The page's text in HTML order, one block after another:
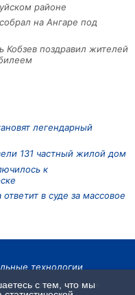
районе
на Ангаре под
Кобзев поздравил жителей
легендарный
131 частный жилой дом
к
в суде за массовое
технологии
Все права охраняются
с тем, что мы